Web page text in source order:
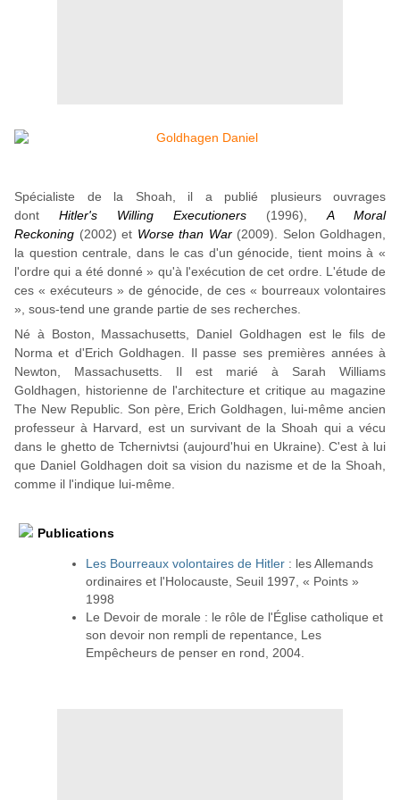
Spécialiste de la Shoah, il a publié plusieurs ouvrages
dont Hitler's Willing Executioners (1996), A Moral
Reckoning (2002) et Worse than War(2009). Selon Goldhagen,
la question centrale, dans le cas d'un génocide, tient moins à «
l'ordre qui a été donné » qu'à l'exécution de cet ordre. L'étude de
ces « exécuteurs » de génocide, de ces « bourreaux volontaires
», sous-tend une grande partie de ses recherches.
Né à Boston, Massachusetts, Daniel Goldhagen est le fils de
Norma et d'Erich Goldhagen. Il passe ses premières années à
Newton, Massachusetts. Il est marié à Sarah Williams
Goldhagen, historienne de l'architecture et critique au magazine
The New Republic. Son père, Erich Goldhagen, lui-même ancien
professeur à Harvard, est un survivant de la Shoah qui a vécu
dans le ghetto de Tchernivtsi (aujourd'hui en Ukraine). C'est à lui
que Daniel Goldhagen doit sa vision du nazisme et de la Shoah,
comme il l'indique lui-même.
Publications
Les Bourreaux volontaires de Hitler : les Allemands
ordinaires et l'Holocauste, Seuil 1997, « Points »
1998
Le Devoir de morale : le rôle de l'Église catholique et
son devoir non rempli de repentance, Les
Empêcheurs de penser en rond, 2004.